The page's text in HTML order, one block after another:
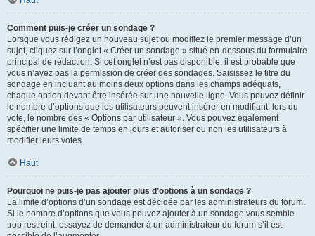
Comment puis-je créer un sondage ?
Lorsque vous rédigez un nouveau sujet ou modifiez le premier message d’un
sujet, cliquez sur l’onglet « Créer un sondage » situé en-dessous du formulaire
principal de rédaction. Si cet onglet n’est pas disponible, il est probable que
vous n’ayez pas la permission de créer des sondages. Saisissez le titre du
sondage en incluant au moins deux options dans les champs adéquats,
chaque option devant être insérée sur une nouvelle ligne. Vous pouvez définir
le nombre d’options que les utilisateurs peuvent insérer en modifiant, lors du
vote, le nombre des « Options par utilisateur ». Vous pouvez également
spécifier une limite de temps en jours et autoriser ou non les utilisateurs à
modifier leurs votes.
Haut
Pourquoi ne puis-je pas ajouter plus d’options à un sondage ?
La limite d’options d’un sondage est décidée par les administrateurs du forum.
Si le nombre d’options que vous pouvez ajouter à un sondage vous semble
trop restreint, essayez de demander à un administrateur du forum s’il est